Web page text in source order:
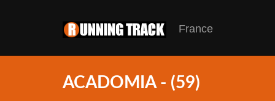
France
ACADOMIA - (59)